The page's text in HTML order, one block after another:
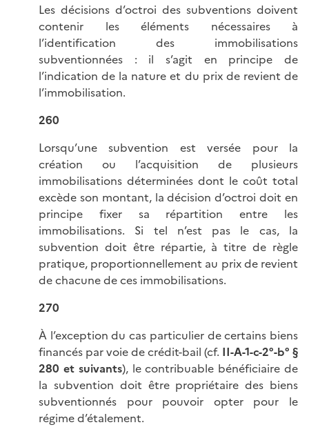
Les décisions d’octroi des subventions doivent
contenir les éléments nécessaires à
l’identification des immobilisations
subventionnées : il s’agit en principe de
l’indication de la nature et du prix de revient de
l’immobilisation.
260
Lorsqu’une subvention est versée pour la
création ou l’acquisition de plusieurs
immobilisations déterminées dont le coût total
excède son montant, la décision d’octroi doit en
principe fixer sa répartition entre les
immobilisations. Si tel n’est pas le cas, la
subvention doit être répartie, à titre de règle
pratique, proportionnellement au prix de revient
de chacune de ces immobilisations.
270
À l’exception du cas particulier de certains biens
financés par voie de crédit-bail (cf. II-A-1-c-2°-b° §
280 et suivants), le contribuable bénéficiaire de
la subvention doit être propriétaire des biens
subventionnés pour pouvoir opter pour le
régime d’étalement.